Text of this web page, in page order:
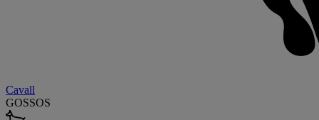
Cavall
GOSSOS